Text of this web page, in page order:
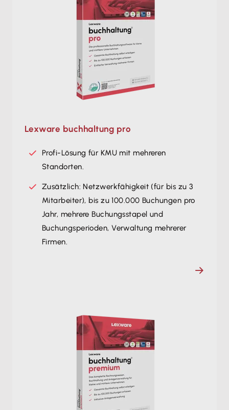
Lexware buchhaltung pro
Profi-Lösung für KMU mit mehreren
Standorten.
Zusätzlich: Netzwerkfähigkeit (für bis zu 3
Mitarbeiter), bis zu 100.000 Buchungen pro
Jahr, mehrere Buchungsstapel und
Buchungsperioden, Verwaltung mehrerer
Firmen.